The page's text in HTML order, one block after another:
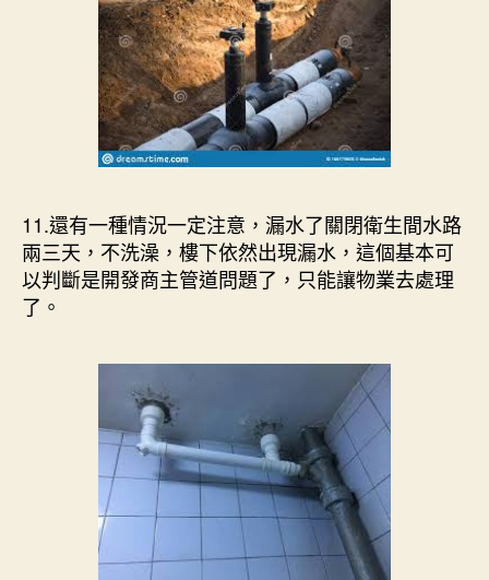
11.還有一種情況一定注意，漏水了關閉衛生間水路
兩三天，不洗澡，樓下依然出現漏水，這個基本可
以判斷是開發商主管道問題了，只能讓物業去處理
了。